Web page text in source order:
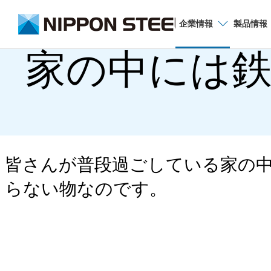
企業情報 製品情報
家の中には
皆さんが普段過ごしている家の
らない物なのです。
企業情報